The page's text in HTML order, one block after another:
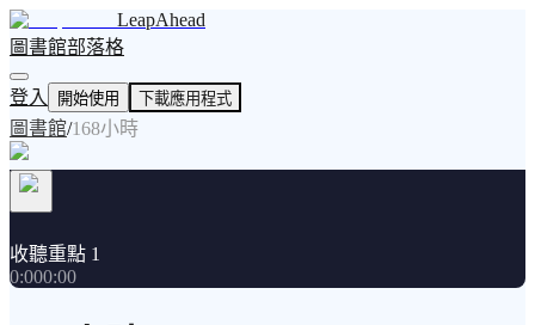
LeapAhead
圖書館部落格
登入 開始使用 下載應用程式
圖書館/168小時
收聽重點 1
0:000:00